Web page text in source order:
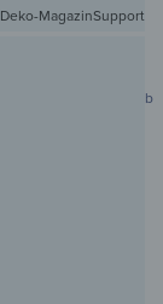
Deko-MagazinSupport
Warenkorb